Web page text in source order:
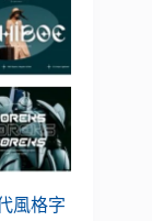
風格字